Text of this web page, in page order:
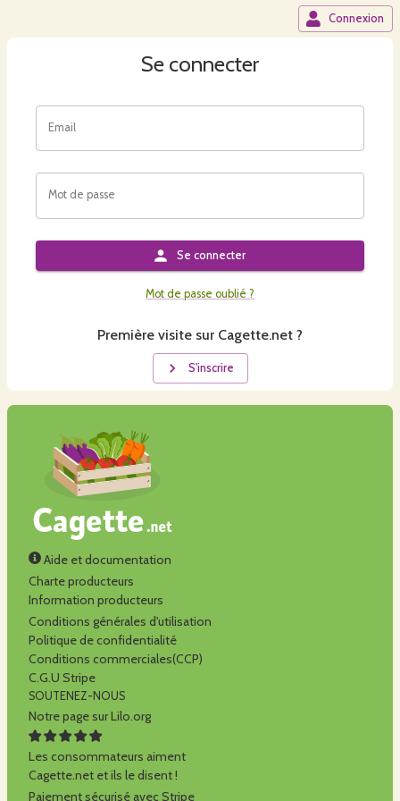
Connexion
Se connecter
Email
Mot de passe
Se connecter
Mot de passe oublié ?
Première visite sur Cagette.net ?
S'inscrire
Aide et documentation
Charte producteurs
Information producteurs
Conditions générales d'utilisation
Politique de confidentialité
Conditions commerciales(CCP)
C.G.U Stripe
SOUTENEZ-NOUS
Notre page sur Lilo.org
Les consommateurs aiment
Cagette.net et ils le disent !
Paiement sécurisé avec Stripe